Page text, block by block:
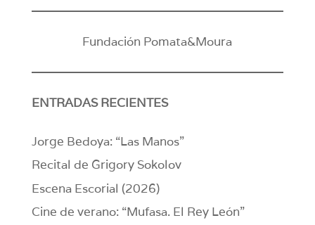
Fundación Pomata&Moura
ENTRADAS RECIENTES
Jorge Bedoya: “Las Manos”
Recital de Grigory Sokolov
Escena Escorial (2026)
Cine de verano: “Mufasa. El Rey León”